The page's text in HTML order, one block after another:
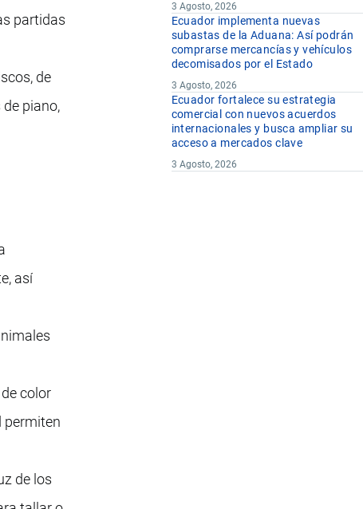
partidas
de
piano,
así
color
permiten
de los
3 Agosto, 2026
Ecuador implementa nuevas
subastas de la Aduana: Así podrán
comprarse mercancías y vehículos
decomisados por el Estado
3 Agosto, 2026
Ecuador fortalece su estrategia
comercial con nuevos acuerdos
internacionales y busca ampliar su
acceso a mercados clave
3 Agosto, 2026